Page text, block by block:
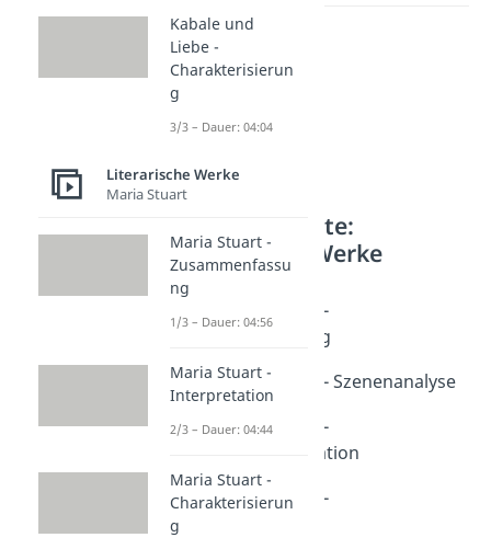
Weitere Inhalte:
Literarische Werke
Nathan der Weise
Nathan der Weise -
Zusammenfassung
Nathan der Weise - Szenenanalyse
Dauer: 04:53
Nathan der Weise -
Personenkonstellation
Dauer: 04:47
Nathan der Weise -
Charakterisierung
Kabale und
Liebe -
Charakterisierun
g
3/3 – Dauer: 04:04
Literarische Werke
Maria Stuart
Maria Stuart -
Zusammenfassu
ng
1/3 – Dauer: 04:56
Maria Stuart -
Interpretation
2/3 – Dauer: 04:44
Maria Stuart -
Charakterisierun
g